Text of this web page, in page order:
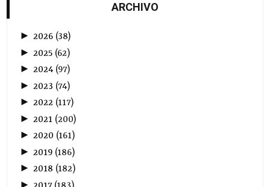
ARCHIVO
►2026 (38)
► 2025 (62)
►2024 (97)
► 2023 (74)
►2022 (117)
► 2021 (200)
►2020 (161)
► 2019 (186)
►2018 (182)
►